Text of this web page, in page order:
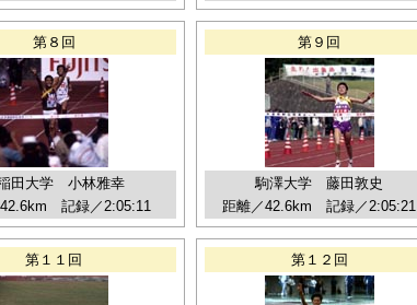
第８回
田大学 小林雅幸
記録／2:05:11
第９回
駒澤大学 藤田敦史
距離／42.6km 記録／2:05:21
第１１回 第１２回